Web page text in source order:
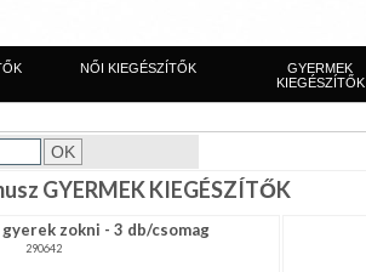
NŐI KIEGÉSZÍTŐK
GYERMEK
KIEGÉSZÍTŐK
GYERMEK KIEGÉSZÍTŐK
zokni - 3 db/csomag
290642